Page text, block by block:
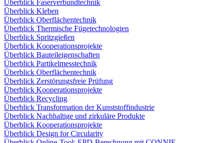
Überblick Faserverbundtechnik
Überblick Kleben
Überblick Oberflächentechnik
Überblick Thermische Fügetechnologien
Überblick Spritzgießen
Überblick Kooperationsprojekte
Überblick Bauteileigenschaften
Überblick Partikelmesstechnik
Überblick Oberflächentechnik
Überblick Zerstörungsfreie Prüfung
Überblick Kooperationsprojekte
Überblick Recycling
Überblick Transformation der Kunststoffindustrie
Überblick Nachhaltige und zirkuläre Produkte
Überblick Kooperationsprojekte
Überblick Design for Circularity